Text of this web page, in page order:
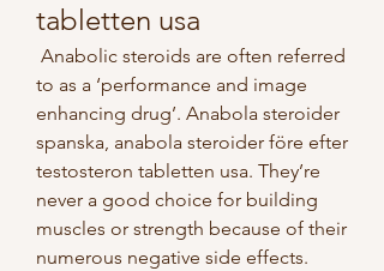
tabletten usa
to as a ‘performance and image
enhancing drug’. Anabola steroider
spanska, anabola steroider före efter
testosteron tabletten usa. They’re
never a good choice for building
muscles or strength because of their
numerous negative side effects.